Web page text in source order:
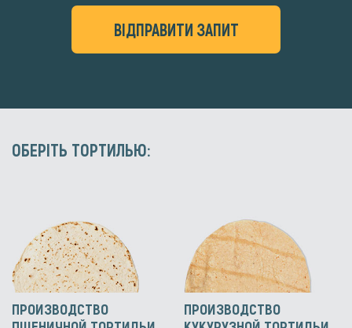
ВІДПРАВИТИ ЗАПИТ
ОБЕРІТЬ ТОРТИЛЬЮ:
ПРОИЗВОДСТВО
ПРОИЗВОДСТВО